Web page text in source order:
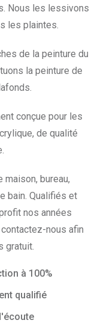
Nous les lessivons
les plaintes.
de la peinture du
la peinture de
conçue pour les
de qualité
bureau,
bain. Qualifiés et
nos années
nous afin
gratuit.
à 100%
qualifié